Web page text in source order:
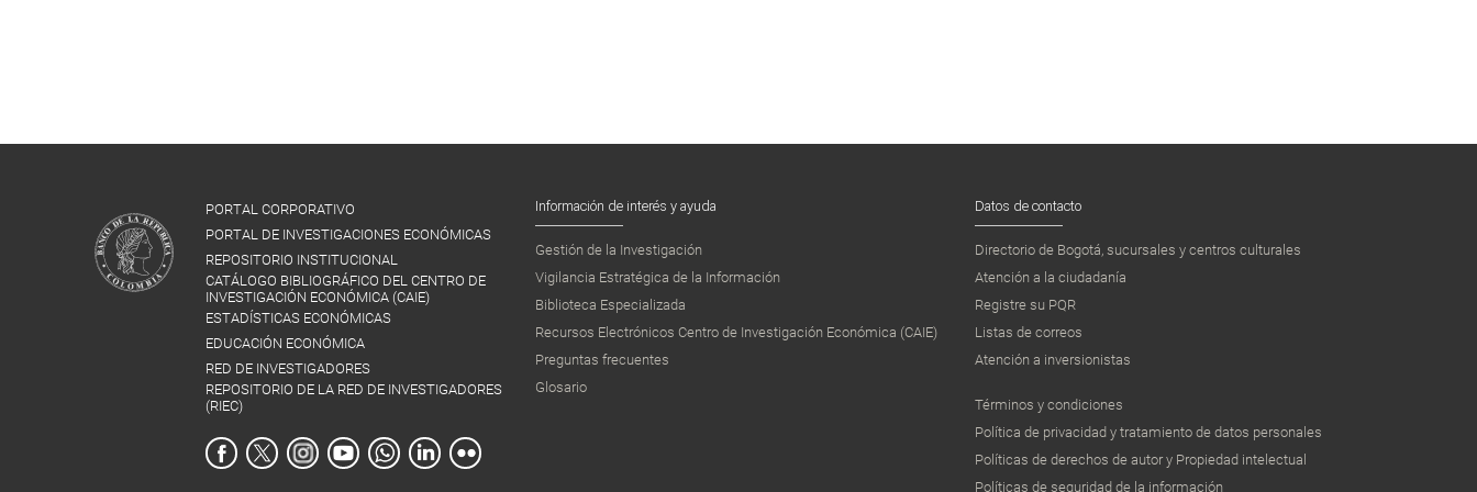
PORTAL CORPORATIVO
PORTAL DE INVESTIGACIONES ECONÓMICAS
REPOSITORIO INSTITUCIONAL
CATÁLOGO BIBLIOGRÁFICO DEL CENTRO DE
INVESTIGACIÓN ECONÓMICA (CAIE)
ESTADÍSTICAS ECONÓMICAS
EDUCACIÓN ECONÓMICA
RED DE INVESTIGADORES
REPOSITORIO DE LA RED DE INVESTIGADORES
(RIEC)
Información de interés y ayuda
Gestión de la Investigación
Vigilancia Estratégica de la Información
Biblioteca Especializada
Recursos Electrónicos Centro de Investigación Económica (CAIE)
Preguntas frecuentes
Glosario
Datos de contacto
Directorio de Bogotá, sucursales y centros culturales
Atención a la ciudadanía
Registre su PQR
Listas de correos
Atención a inversionistas
Términos y condiciones
Política de privacidad y tratamiento de datos personales
Políticas de derechos de autor y Propiedad intelectual
Políticas de seguridad de la información